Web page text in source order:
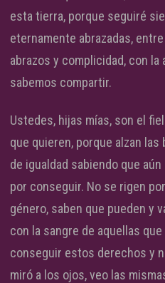
esta tierra, porque seguiré
eternamente abrazadas,
abrazos y complicidad, con la
sabemos compartir.
Ustedes, hijas mías, son el
que quieren, porque alzan
de igualdad sabiendo que
por conseguir. No se rigen
género, saben que pueden y
con la sangre de aquellas
conseguir estos derechos y
miró a los ojos, veo las